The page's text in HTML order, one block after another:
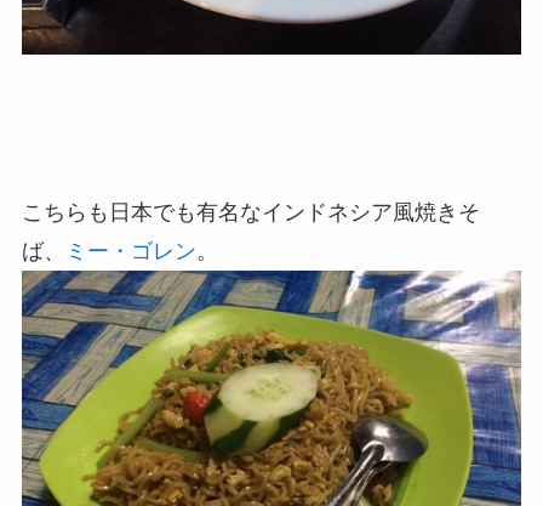
こちらも日本でも有名なインドネシア風焼きそ
ば、
ミー・ゴレン。